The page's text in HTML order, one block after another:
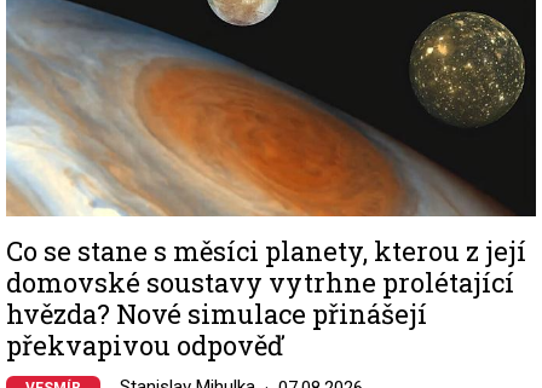
Co se stane s měsíci planety, kterou z její
domovské soustavy vytrhne prolétající
hvězda? Nové simulace přinášejí
překvapivou odpověď